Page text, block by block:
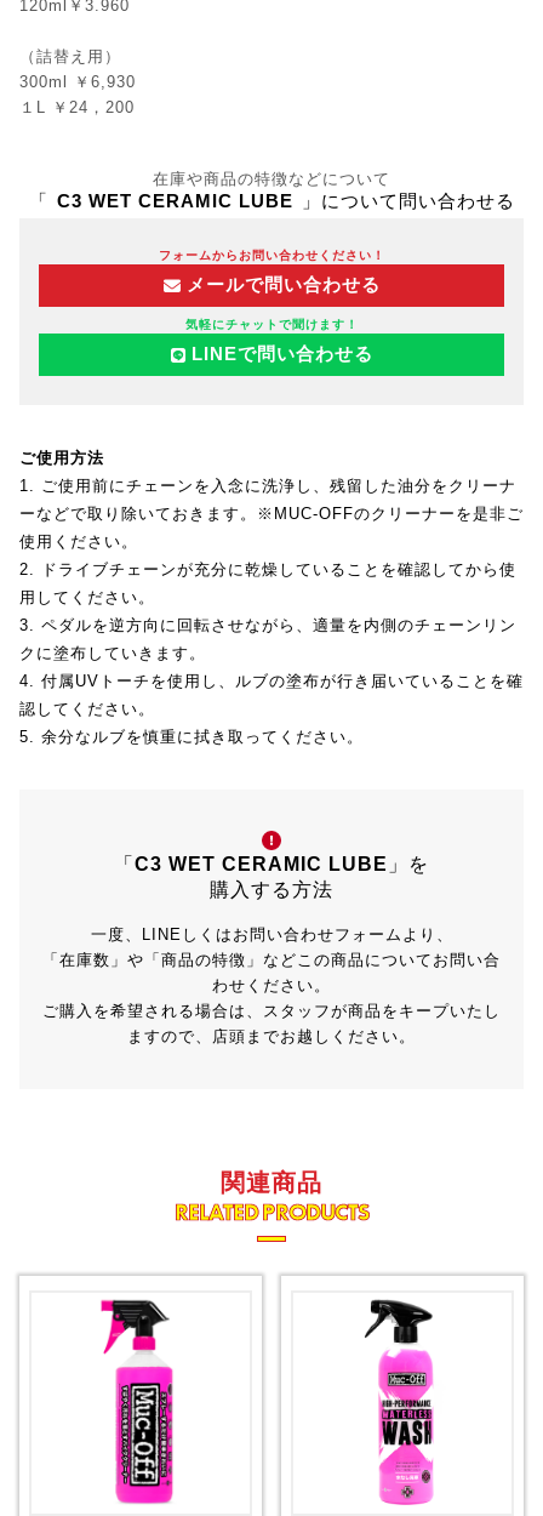
120ml￥3.960
（詰替え用）
300ml ￥6,930
１L ￥24，200
在庫や商品の特徴などについて
「 C3 WET CERAMIC LUBE 」について問い合わせる
フォームからお問い合わせください！
メールで問い合わせる
気軽にチャットで聞けます！
LINEで問い合わせる
ご使用方法
1. ご使用前にチェーンを入念に洗浄し、残留した油分をクリーナ
ーなどで取り除いておきます。※MUC-OFFのクリーナーを是非ご
使用ください。
2. ドライブチェーンが充分に乾燥していることを確認してから使
用してください。
3. ペダルを逆方向に回転させながら、適量を内側のチェーンリン
クに塗布していきます。
4. 付属UVトーチを使用し、ルブの塗布が行き届いていることを確
認してください。
5. 余分なルブを慎重に拭き取ってください。
「 C3 WET CERAMIC LUBE 」を
購入する方法
一度、LINEしくはお問い合わせフォームより、
「在庫数」や「商品の特徴」などこの商品についてお問い合
わせください。
ご購入を希望される場合は、スタッフが商品をキープいたし
ますので、店頭までお越しください。
関連商品
RELATED PRODUCTS